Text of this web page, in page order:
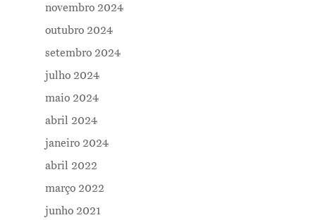
novembro 2024
outubro 2024
setembro 2024
julho 2024
maio 2024
abril 2024
janeiro 2024
abril 2022
março 2022
junho 2021